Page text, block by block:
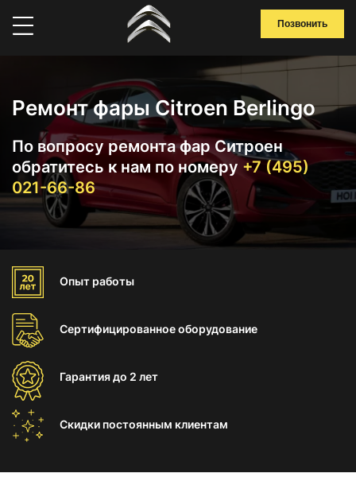
Позвонить
Ремонт фары Citroen Berlingo
По вопросу ремонта фар Ситроен
обратитесь к нам по номеру +7 (495)
021-66-86
Опыт работы
Сертифицированноеоборудование
Гарантиядо 2 лет
Скидки постоянным клиентам